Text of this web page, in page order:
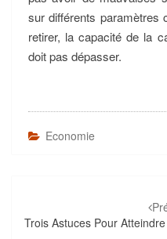
sur différents paramètres
retirer, la capacité de la
doit pas dépasser.
Economie
d'article
Trois Astuces Pour